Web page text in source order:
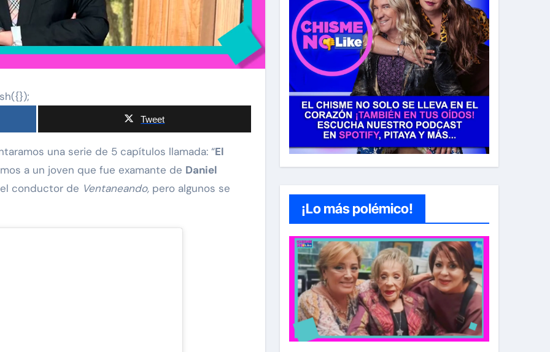
Tweet
una serie de 5 capítulos llamada: “El
a un joven que fue examante de Daniel
conductor de Ventaneando, pero algunos se
¡Lo más polémico!